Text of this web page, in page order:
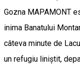
Gozna MAPAMONT
inima Banatului
câteva minute de
un refugiu liniștit,